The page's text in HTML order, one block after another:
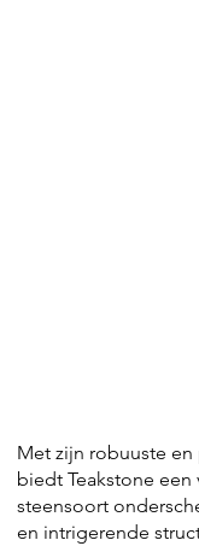
Met zijn robuuste
biedt Teakstone
steensoort
en intrigerende